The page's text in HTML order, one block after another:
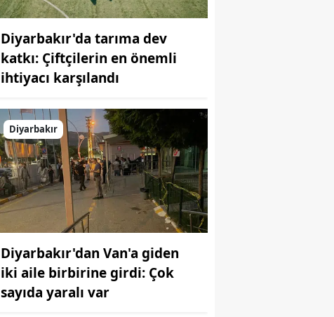
Diyarbakır'da tarıma dev
katkı: Çiftçilerin en önemli
ihtiyacı karşılandı
Diyarbakır
Diyarbakır'dan Van'a giden
iki aile birbirine girdi: Çok
sayıda yaralı var